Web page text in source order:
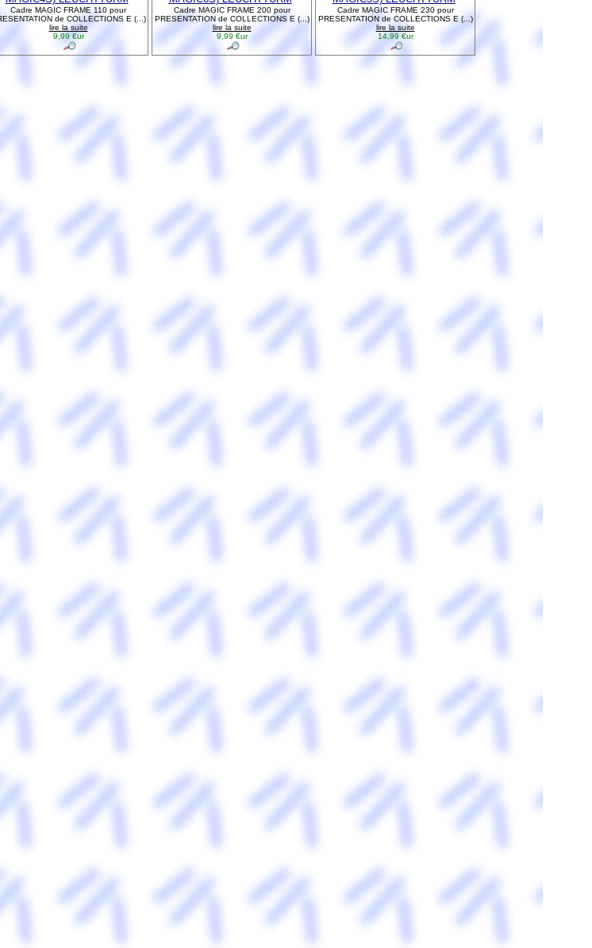
Cadre MAGIC FRAME 110 pour
de COLLECTIONS E (...)
lire la suite
9,99 €ur
Cadre MAGIC FRAME 200 pour
PRESENTATION de COLLECTIONS E (...)
lire la suite
9,99 €ur
Cadre MAGIC FRAME 230 pour
PRESENTATION de COLLECTIONS E (...)
lire la suite
14,99 €ur